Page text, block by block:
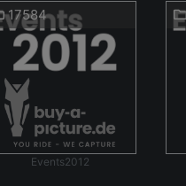
17584
Events2012